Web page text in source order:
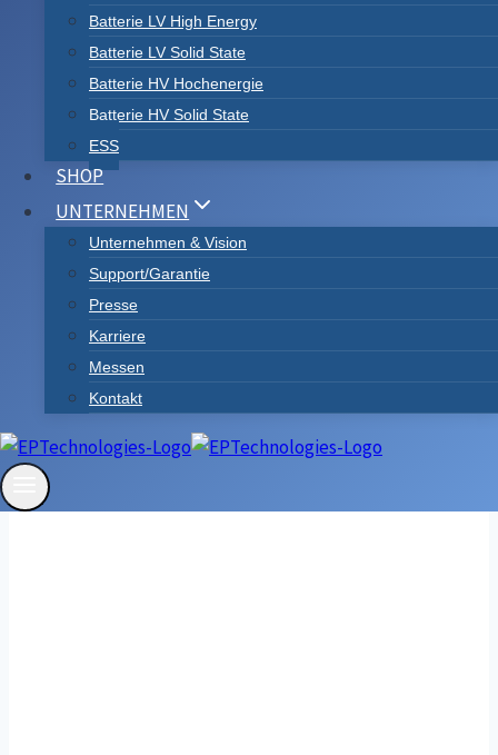
Batterie LV High Energy
Batterie LV Solid State
Batterie HV Hochenergie
Batterie HV Solid State
ESS
SHOP
UNTERNEHMEN
Unternehmen & Vision
Support/Garantie
Presse
Karriere
Messen
Kontakt
Energiespeichersystem
(ESS)
Energie speichern und bei Bedarf
abgeben
Zuverlässigkeit und Flexibilität